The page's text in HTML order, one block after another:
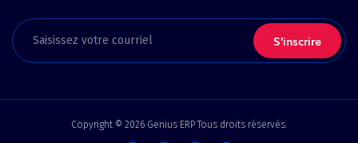
Email
Copyright © 2026 Genius ERP Tous droits réservés.